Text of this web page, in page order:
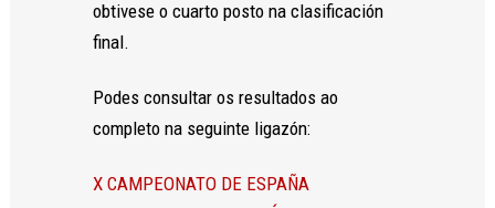
obtivese o cuarto posto na clasificación
final.
Podes consultar os resultados ao
completo na seguinte ligazón:
X CAMPEONATO DE ESPAÑA
mejorar la
funcionalidad
base a cómo
se usa la